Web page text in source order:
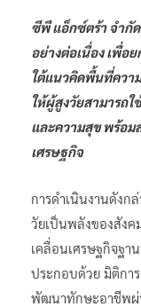
ซีพี แอ็กซ์ตร้า จำกั
อย่างต่อเนื่อง เพื่อ
ใต้แนวคิดพื้นที่ควา
ให้ผู้สูงวัยสามารถ
และความสุข พร้อม
เศรษฐกิจ
การดำเนินงานดังก
วัยเป็นพลังของสัง
เคลื่อนเศรษฐกิจฐา
ประกอบด้วย มิติกา
พัฒนาทักษะอาชีพผ่า